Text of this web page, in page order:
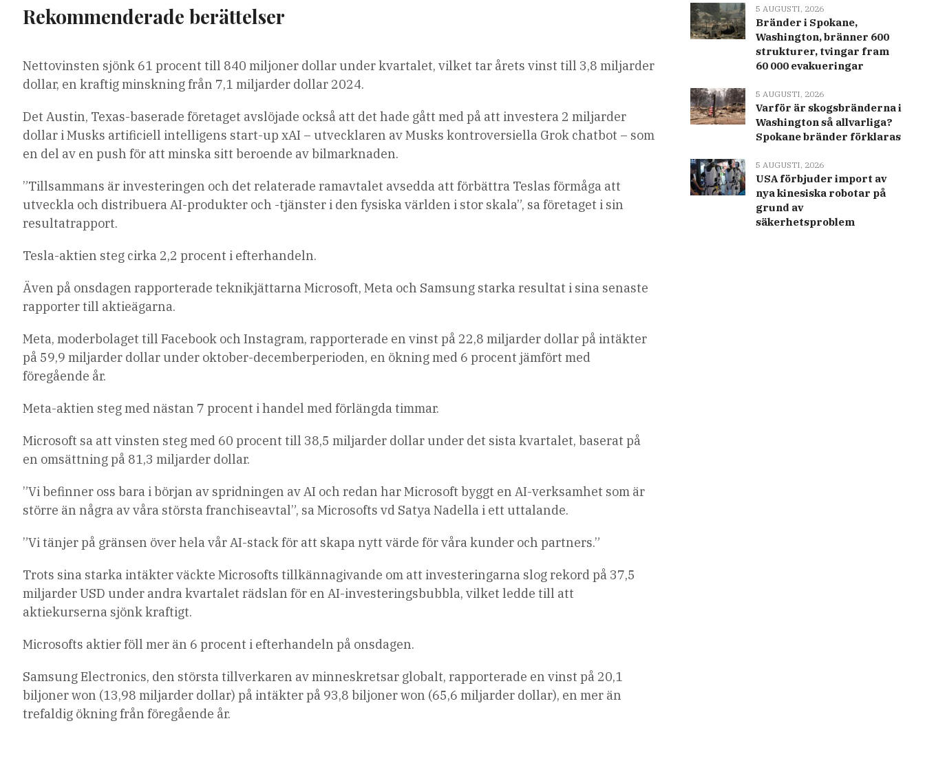
Rekommenderade berättelser
med
4
av
listan
Nettovinsten sjönk 61 procent till 840 miljoner dollar under kvartalet, vilket tar årets vinst till 3,8 miljarder
dollar, en kraftig minskning från 7,1 miljarder dollar 2024.
Det Austin, Texas-baserade företaget avslöjade också att det hade gått med på att investera 2 miljarder
dollar i Musks artificiell intelligens start-up xAI – utvecklaren av Musks kontroversiella Grok chatbot – som
en del av en push för att minska sitt beroende av bilmarknaden.
”Tillsammans är investeringen och det relaterade ramavtalet avsedda att förbättra Teslas förmåga att
utveckla och distribuera AI-produkter och -tjänster i den fysiska världen i stor skala”, sa företaget i sin
resultatrapport.
Tesla-aktien steg cirka 2,2 procent i efterhandeln.
Även på onsdagen rapporterade teknikjättarna Microsoft, Meta och Samsung starka resultat i sina senaste
rapporter till aktieägarna.
Meta, moderbolaget till Facebook och Instagram, rapporterade en vinst på 22,8 miljarder dollar på intäkter
på 59,9 miljarder dollar under oktober-decemberperioden, en ökning med 6 procent jämfört med
föregående år.
Meta-aktien steg med nästan 7 procent i handel med förlängda timmar.
Microsoft sa att vinsten steg med 60 procent till 38,5 miljarder dollar under det sista kvartalet, baserat på
en omsättning på 81,3 miljarder dollar.
”Vi befinner oss bara i början av spridningen av AI och redan har Microsoft byggt en AI-verksamhet som är
större än några av våra största franchiseavtal”, sa Microsofts vd Satya Nadella i ett uttalande.
”Vi tänjer på gränsen över hela vår AI-stack för att skapa nytt värde för våra kunder och partners.”
Trots sina starka intäkter väckte Microsofts tillkännagivande om att investeringarna slog rekord på 37,5
miljarder USD under andra kvartalet rädslan för en AI-investeringsbubbla, vilket ledde till att
aktiekurserna sjönk kraftigt.
Microsofts aktier föll mer än 6 procent i efterhandeln på onsdagen.
Samsung Electronics, den största tillverkaren av minneskretsar globalt, rapporterade en vinst på 20,1
biljoner won (13,98 miljarder dollar) på intäkter på 93,8 biljoner won (65,6 miljarder dollar), en mer än
trefaldig ökning från föregående år.
5 AUGUSTI, 2026
Bränder i Spokane,
Washington, bränner 600
strukturer, tvingar fram
60 000 evakueringar
5 AUGUSTI, 2026
Varför är skogsbränderna i
Washington så allvarliga?
Spokane bränder förklaras
5 AUGUSTI, 2026
USA förbjuder import av
nya kinesiska robotar på
grund av
säkerhetsproblem